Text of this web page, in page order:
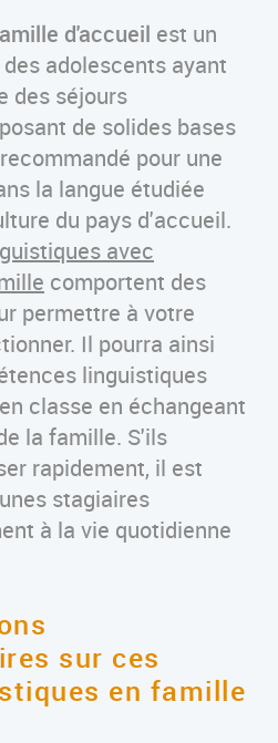
d'accueil est un
adolescents ayant
des séjours
de solides bases
pour une
la langue étudiée
du pays d'accueil.
avec
comportent des
permettre à votre
Il pourra ainsi
linguistiques
classe en échangeant
la famille. S'ils
rapidement, il est
stagiaires
à la vie quotidienne
sur ces
en famille